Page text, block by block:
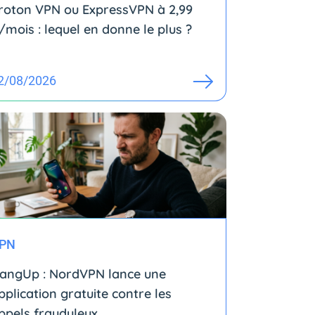
VPN ou ExpressVPN à 2,99
: lequel en donne le plus ?
08/2026
: NordVPN lance une
gratuite contre les